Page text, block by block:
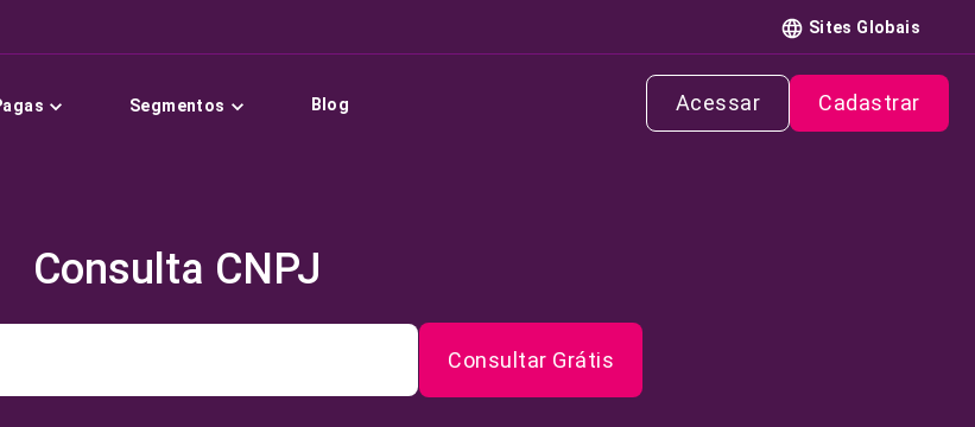
Sites Globais
Segmentos Blog Acessar Cadastrar
Consulta CNPJ
Consultar Grátis